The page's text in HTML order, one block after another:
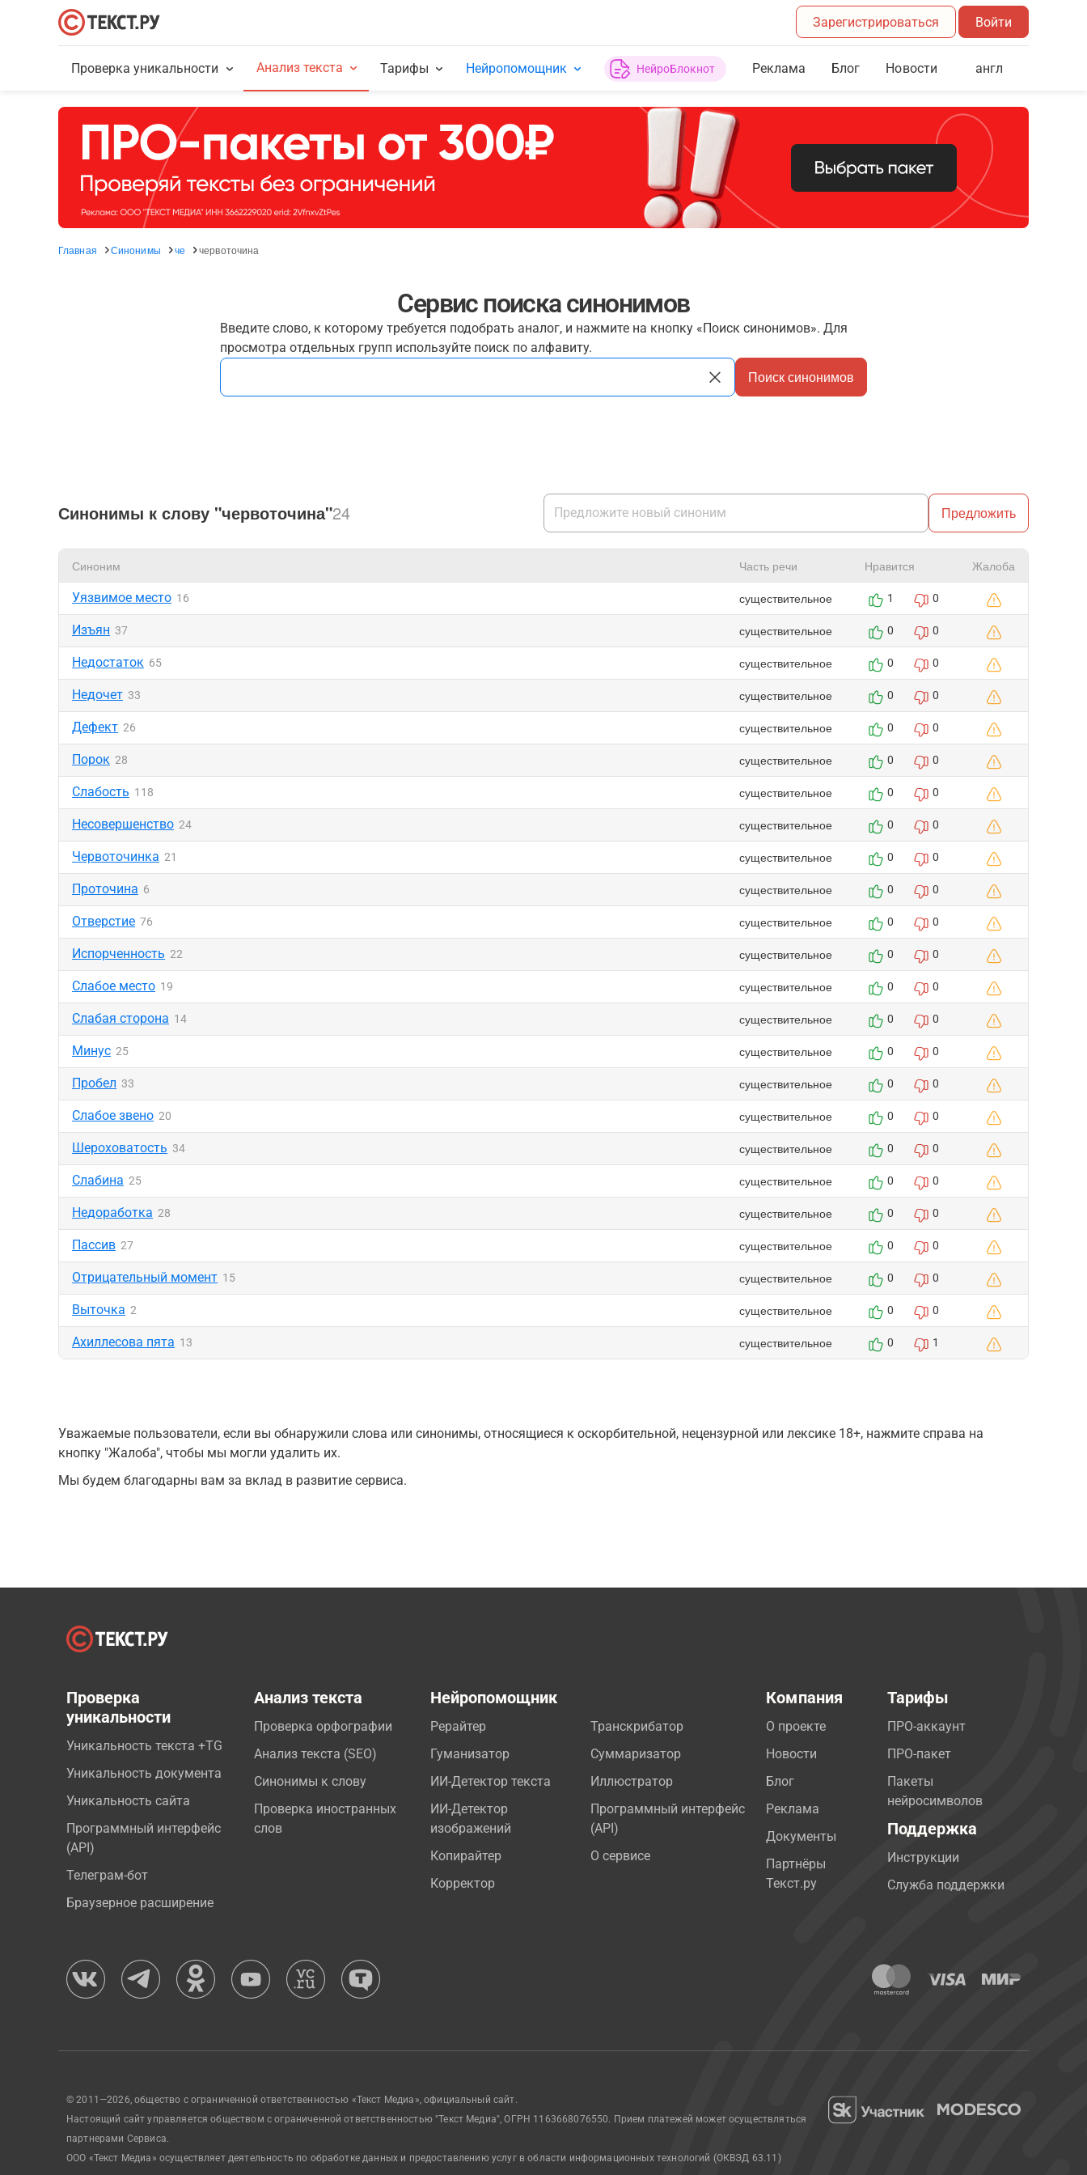
Зарегистрироваться Войти
Проверка уникальности Анализ текста Тарифы Нейропомощник НейроБлокнот Реклама Блог Новости англ
Главная Синонимы че червоточина
Сервис поиска синонимов
Введите слово, к которому требуется подобрать аналог, и нажмите на кнопку «Поиск синонимов». Для
просмотра отдельных групп используйте поиск по алфавиту.
Поиск синонимов
Синонимы к слову "червоточина"24 Предложить
Синоним Часть речи Нравится Жалоба
Уязвимое место 16 существительное 1 0
Изъян 37 существительное 0 0
Недостаток 65 существительное 0 0
Недочет 33 существительное 0 0
Дефект 26 существительное 0 0
Порок 28 существительное 0 0
Слабость 118 существительное 0 0
Несовершенство 24 существительное 0 0
Червоточинка 21 существительное 0 0
Проточина 6 существительное 0 0
Отверстие 76 существительное 0 0
Испорченность 22 существительное 0 0
Слабое место 19 существительное 0 0
Слабая сторона 14 существительное 0 0
Минус 25 существительное 0 0
Пробел 33 существительное 0 0
Слабое звено 20 существительное 0 0
Шероховатость 34 существительное 0 0
Слабина 25 существительное 0 0
Недоработка 28 существительное 0 0
Пассив 27 существительное 0 0
Отрицательный момент 15 существительное 0 0
Выточка 2 существительное 0 0
Ахиллесова пята 13 существительное 0 1
Уважаемые пользователи, если вы обнаружили слова или синонимы, относящиеся к оскорбительной, нецензурной или лексике 18+, нажмите справа на
кнопку "Жалоба", чтобы мы могли удалить их.
Мы будем благодарны вам за вклад в развитие сервиса.
Проверка
уникальности
Уникальность текста +TG
Уникальность документа
Уникальность сайта
Программный интерфейс
(API)
Телеграм-бот
Браузерное расширение
Анализ текста
Проверка орфографии
Анализ текста (SEO)
Синонимы к слову
Проверка иностранных
слов
Нейропомощник
Рерайтер
Гуманизатор
ИИ-Детектор текста
ИИ-Детектор
изображений
Копирайтер
Корректор
Транскрибатор
Суммаризатор
Иллюстратор
Программный интерфейс
(API)
О сервисе
Компания
О проекте
Новости
Блог
Реклама
Документы
Партнёры
Текст.ру
Тарифы
ПРО-аккаунт
ПРО-пакет
Пакеты
нейросимволов
Поддержка
Инструкции
Служба поддержки
© 2011—2026, общество с ограниченной ответственностью «Текст Медиа», официальный сайт.
Настоящий сайт управляется обществом с ограниченной ответственностью "Текст Медиа", ОГРН 1163668076550. Прием платежей может осуществляться
партнерами Сервиса.
ООО «Текст Медиа» осуществляет деятельность по обработке данных и предоставлению услуг в области информационных технологий (ОКВЭД 63.11)